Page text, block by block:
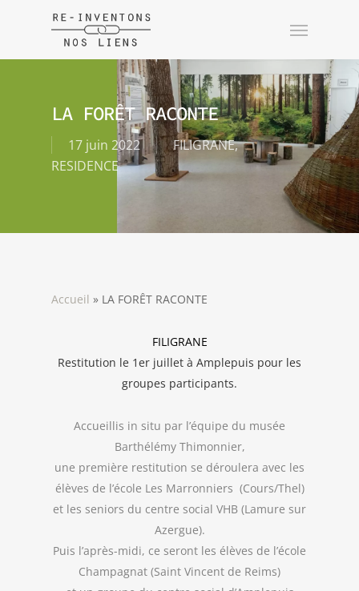
LA FORÊT RACONTE
17 juin 2022 FILIGRANE,
RESIDENCE
Accueil » LA FORÊT RACONTE
FILIGRANE
Restitution le 1er juillet à Amplepuis pour les
groupes participants.
Accueillis in situ par l’équipe du musée
Barthélémy Thimonnier,
une première restitution se déroulera avec les
élèves de l’école Les Marronniers (Cours/Thel)
et les seniors du centre social VHB (Lamure sur
Azergue).
Puis l’après-midi, ce seront les élèves de l’école
Champagnat (Saint Vincent de Reims)